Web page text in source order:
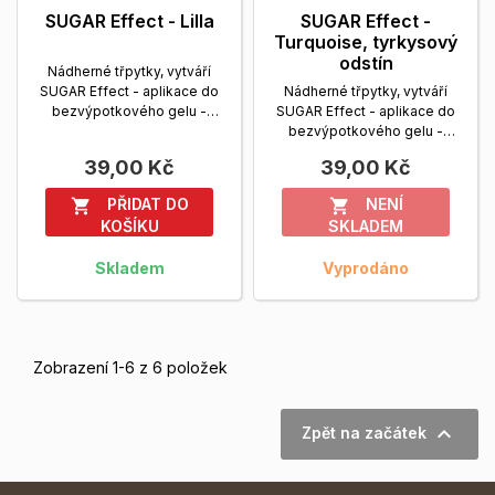
SUGAR Effect - Lilla
Nádherné třpytky, vytváří
SUGAR Effect - aplikace do
bezvýpotkového gelu -
39,00 Kč

PŘIDAT DO
KOŠÍKU
Skladem
SUGAR Effect -
Turquoise, tyrkysový
odstín
Nádherné třpytky, vytváří
SUGAR Effect - aplikace do
bezvýpotkového gelu -
Zobrazit více
39,00 Kč

NENÍ
SKLADEM
Vyprodáno
Zobrazení 1-6 z 6 položek
Zpět na začátek 